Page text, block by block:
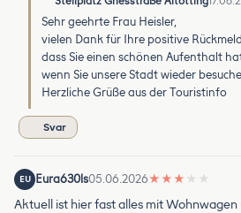
Sehr geehrte Frau Heisler,
vielen Dank für Ihre positive
dass Sie einen schönen Aufenthalt
wenn Sie unsere Stadt wieder
Herzliche Grüße aus der Touristinfo
Svar
EU Eura630ls05.06.2026★ ★ ★ ★ ★
Aktuell ist hier fast alles mit